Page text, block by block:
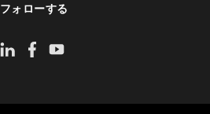
フォローする